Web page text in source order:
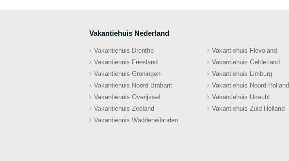
Vakantiehuis Nederland
Vakantiehuis Drenthe
Vakantiehuis Flevoland
Vakantiehuis Friesland
Vakantiehuis Gelderland
Vakantiehuis Groningen
Vakantiehuis Limburg
Vakantiehuis Noord Brabant
Vakantiehuis Noord-Holland
Vakantiehuis Overijssel
Vakantiehuis Utrecht
Vakantiehuis Zeeland
Vakantiehuis Zuid-Holland
Vakantiehuis Waddeneilanden